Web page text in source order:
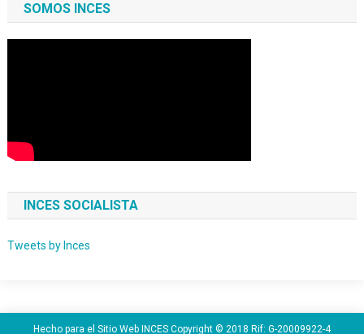
SOMOS INCES
INCES SOCIALISTA
Tweets by Inces
Hecho para el Sitio Web INCES Copyright © 2018 Rif: G-20009922-4